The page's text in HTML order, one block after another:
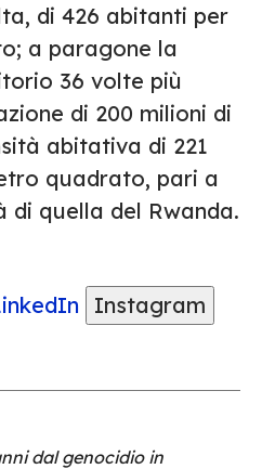
di 426 abitanti per
a paragone la
36 volte più
di 200 milioni di
abitativa di 221
quadrato, pari a
di quella del Rwanda.
Instagram
dal genocidio in